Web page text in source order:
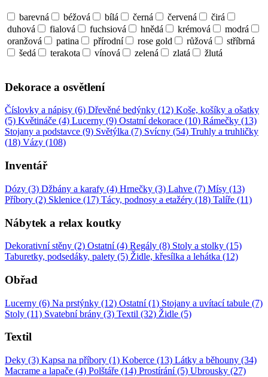
barevná béžová bílá černá červená
čirá
duhová
fialová fuchsiová hnědá krémová
modrá
oranžová
patina přírodní rose gold růžová
stříbrná
šedá
terakota vínová zelená zlatá žlutá
Dekorace a osvětlení
Číslovky a nápisy (6) Dřevěné bedýnky (12) Koše, košíky a ošatky
(5) Květináče (4) Lucerny (9) Ostatní dekorace (10) Rámečky (13)
Stojany a podstavce (9) Světýlka (7) Svícny (54) Truhly a truhličky
(18) Vázy (108)
Inventář
Dózy (3) Džbány a karafy (4) Hrnečky (3) Lahve (7) Mísy (13)
Příbory (2) Sklenice (17) Tácy, podnosy a etažéry (18) Talíře (11)
Nábytek a relax koutky
Dekorativní stěny (2) Ostatní (4) Regály (8) Stoly a stolky (15)
Taburetky, podsedáky, palety (5) Židle, křesílka a lehátka (12)
Obřad
Lucerny (6) Na prstýnky (12) Ostatní (1) Stojany a uvítací tabule (7)
Stoly (11) Svatební brány (3) Textil (32) Židle (5)
Textil
Deky (3) Kapsa na příbory (1) Koberce (13) Látky a běhouny (34)
Macrame a lapače (4) Polštáře (14) Prostírání (5) Ubrousky (27)